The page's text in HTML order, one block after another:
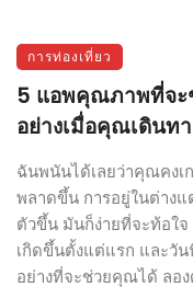
การท่องเที่ยว
5 แอพคุณภาพที่จ
อย่างเมื่อคุณเดินท
ฉันพนันได้เลยว่าคุณคงเ
พลาดขึ้น การอยู่ในต่าง
ตัวขึ้น มันก็ง่ายที่จะท้อใ
เกิดขึ้นตั้งแต่แรก และวั
อย่างที่จะช่วยคุณได้ ลอ